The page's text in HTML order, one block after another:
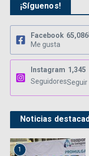
¡Síguenos!
Facebook 65,086
Me gusta
Instagram 1,345
SeguidoresSeguir
Noticias
1